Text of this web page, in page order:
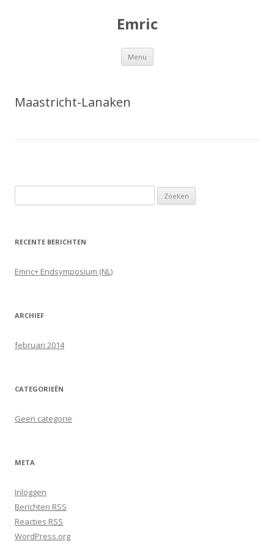
Emric
Menu Spring
de
Maastricht-Lanaken
o
k
n
a
:
RECENTE BERICHTEN
Emric+ Endsymposium (NL)
ARCHIEF
februari 2014
CATEGORIEËN
Geen categorie
META
Inloggen
Berichten RSS
Reacties RSS
WordPress.org